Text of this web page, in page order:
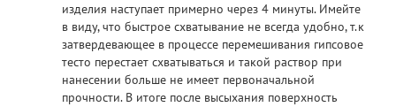
изделия наступает примерно через 4 минуты. Имейте
в виду, что быстрое схватывание не всегда удобно, т.к
затвердевающее в процессе перемешивания гипсовое
тесто перестает схватываться и такой раствор при
нанесении больше не имеет первоначальной
прочности. В итоге после высыхания поверхность